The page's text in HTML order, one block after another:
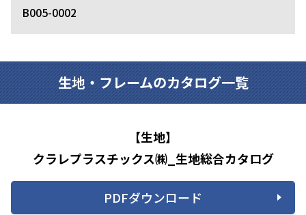
B005-0002
生地・フレームのカタログ一覧
【生地】
クラレプラスチックス㈱_生地総合カタログ
PDFダウンロード